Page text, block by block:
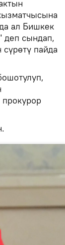
ал Бишкек
деп сындап,
пайда